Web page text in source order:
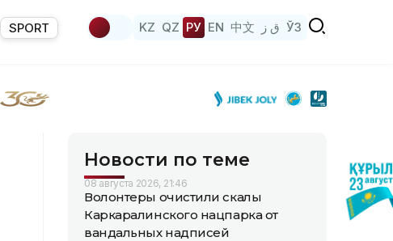
SPORT KZ QZ РУ EN 中文 ق ز ЎЗ
Новости по теме
08 августа 2026, 21:46
Волонтеры очистили скалы
Каркаралинского нацпарка от
вандальных надписей